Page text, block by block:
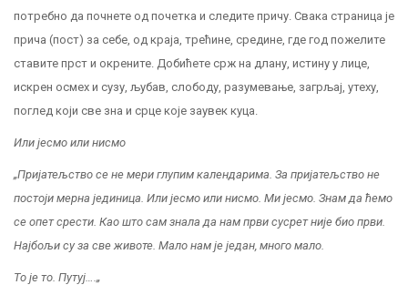
потребно да почнете од почетка и следите причу. Свака страница је
прича (пост) за себе, од краја, трећине, средине, где год пожелите
ставите прст и окрените. Добићете срж на длану, истину у лице,
искрен осмех и сузу, љубав, слободу, разумевањe, загрљај, утеху,
поглед који све зна и срце које заувек куца.
Или јесмо или нисмо
„Пријатељство се не мери глупим календарима. За пријатељство не
постоји мерна јединица. Или јесмо или нисмо. Ми јесмо. Знам да ћемо
се опет срести. Као што сам знала да нам први сусрет није био први.
Најбољи су за све животе. Мало нам је један, много мало.
То је то. Путуј….„